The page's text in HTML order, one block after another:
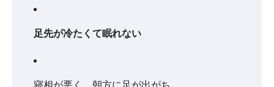
足先が冷たくて眠れない
寝相が悪く、朝方に足が出がち